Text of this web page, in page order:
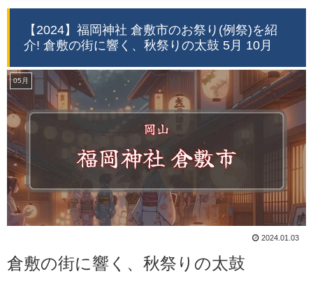
【2024】福岡神社 倉敷市のお祭り(例祭)を紹
介! 倉敷の街に響く、秋祭りの太鼓 5月 10月
05月
2024.01.03
倉敷の街に響く、秋祭りの太鼓